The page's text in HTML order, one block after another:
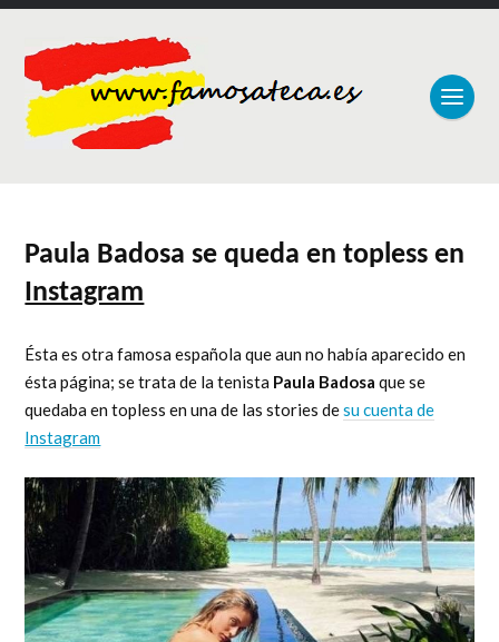
Paula Badosa se queda en topless en
Instagram
Ésta es otra famosa española que aun no había aparecido en
ésta página; se trata de la tenista Paula Badosa que se
quedaba en topless en una de las stories desu cuenta de
Instagram